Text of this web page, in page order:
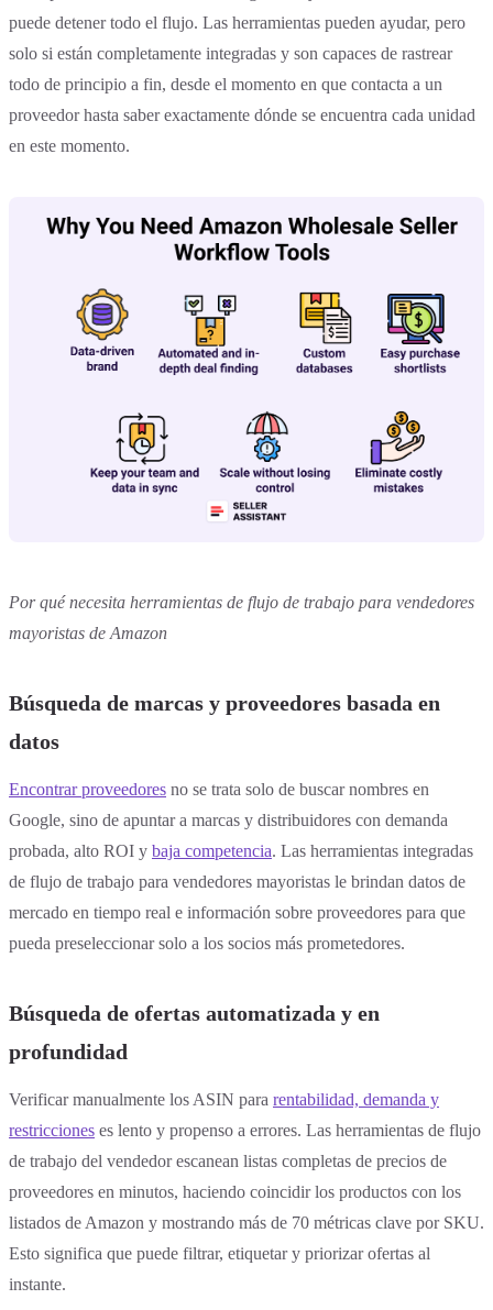
puede detener todo el flujo. Las herramientas pueden ayudar, pero
solo si están completamente integradas y son capaces de rastrear
todo de principio a fin, desde el momento en que contacta a un
proveedor hasta saber exactamente dónde se encuentra cada unidad
en este momento.
Por qué necesita herramientas de flujo de trabajo para vendedores
mayoristas de Amazon
Búsqueda de marcas y proveedores basada en
datos
Encontrar proveedores no se trata solo de buscar nombres en
Google, sino de apuntar a marcas y distribuidores con demanda
probada, alto ROI y baja competencia. Las herramientas integradas
de flujo de trabajo para vendedores mayoristas le brindan datos de
mercado en tiempo real e información sobre proveedores para que
pueda preseleccionar solo a los socios más prometedores.
Búsqueda de ofertas automatizada y en
profundidad
Verificar manualmente los ASIN para rentabilidad, demanda y
restricciones es lento y propenso a errores. Las herramientas de flujo
de trabajo del vendedor escanean listas completas de precios de
proveedores en minutos, haciendo coincidir los productos con los
listados de Amazon y mostrando más de 70 métricas clave por SKU.
Esto significa que puede filtrar, etiquetar y priorizar ofertas al
instante.